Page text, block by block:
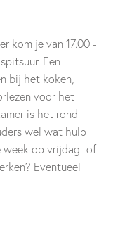
kom je van 17.00 -
Een
bij het koken,
voor het
is het rond
wel wat hulp
op vrijdag- of
Eventueel